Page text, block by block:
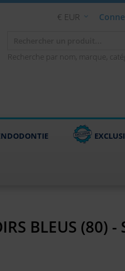
€ EUR 
Recherche par nom, marque,
BLEUS (80) -